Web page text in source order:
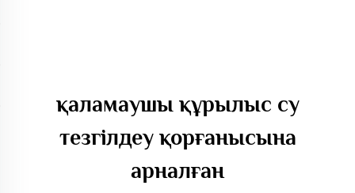
қаламаушы құрылыс су
тезгілдеу қорғанысына
арналған